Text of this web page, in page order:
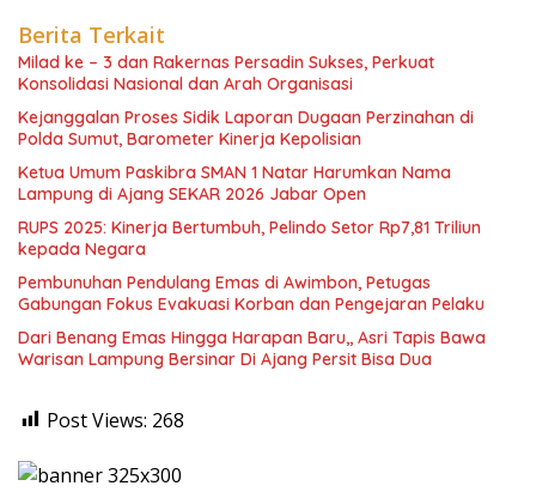
Berita Terkait
Milad ke – 3 dan Rakernas Persadin Sukses, Perkuat
Konsolidasi Nasional dan Arah Organisasi
Kejanggalan Proses Sidik Laporan Dugaan Perzinahan di
Polda Sumut, Barometer Kinerja Kepolisian
Ketua Umum Paskibra SMAN 1 Natar Harumkan Nama
Lampung di Ajang SEKAR 2026 Jabar Open
RUPS 2025: Kinerja Bertumbuh, Pelindo Setor Rp7,81 Triliun
kepada Negara
Pembunuhan Pendulang Emas di Awimbon, Petugas
Gabungan Fokus Evakuasi Korban dan Pengejaran Pelaku
Dari Benang Emas Hingga Harapan Baru,, Asri Tapis Bawa
Warisan Lampung Bersinar Di Ajang Persit Bisa Dua
Post Views: 268